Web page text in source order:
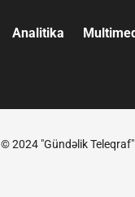
Analitika
© 2024 "Gündəlik